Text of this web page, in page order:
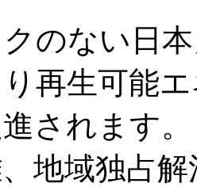
クのない日
再生可能
されます。
地域独占